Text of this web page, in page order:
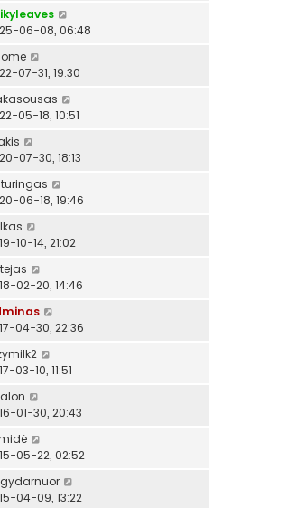
06-08, 06:48
07-31, 19:30
05-18, 10:51
07-30, 18:13
06-18, 19:46
10-14, 21:02
02-20, 14:46
04-30, 22:36
03-10, 11:51
01-30, 20:43
05-22, 02:52
04-09, 13:22